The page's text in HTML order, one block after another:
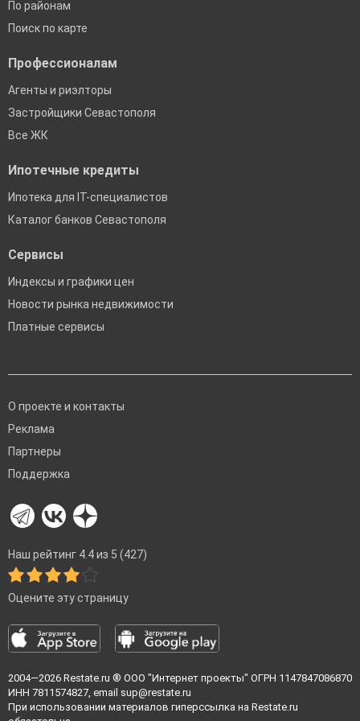
По районам
Поиск по карте
Профессионалам
Агенты и риэлторы
Застройщики Севастополя
Все ЖК
Ипотечные кредиты
Ипотека для IT-специалистов
Каталог банков Севастополя
Сервисы
Индексы и графики цен
Новости рынка недвижимости
Платные сервисы
О проекте и контакты
Реклама
Партнеры
Поддержка
Наш рейтинг 4.4 из 5 (427)
Оцените эту страницу
2004—2026 Restate.ru ® ООО "Интернет проекты" ОГРН 1147847086870
ИНН 7811574827, email sup@restate.ru
При использовании материалов гиперссылка на Restate.ru